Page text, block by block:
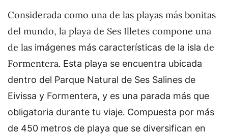
Considerada como una de las playas más bonitas
del mundo, la playa de Ses Illetes compone una
de las imágenes más características de la isla de
Formentera. Esta playa se encuentra ubicada
dentro del Parque Natural de Ses Salines de
Eivissa y Formentera, y es una parada más que
obligatoria durante tu viaje. Compuesta por más
de 450 metros de playa que se diversifican en